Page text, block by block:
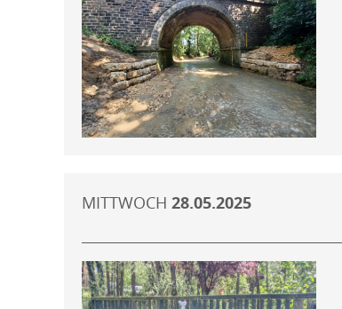
MITTWOCH 28.05.2025